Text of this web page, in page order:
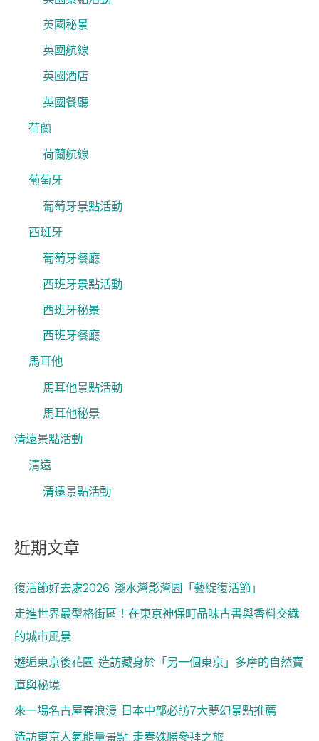
英國秘景
英國航線
英國酒店
英國餐廳
荷蘭
荷蘭航線
葡萄牙
葡萄牙景點活動
西班牙
葡萄牙餐廳
西班牙景點活動
西班牙秘景
西班牙餐廳
馬耳他
馬耳他景點活動
馬耳他秘景
清遠景點活動
清遠
清遠景點活動
近期文章
復活節好去處2026 淺水灣影灣園「藝綻復活節」
走進世界最型格街區！在東京神保町品味古書與香料交織
的城市風景
邂逅東京後花園 造訪藏身於「另一個東京」多摩的自然寶
庫與秘境
來一場名古屋春浪漫 日本中部必訪7大夢幻景點推薦
造訪東京人氣能量景點 走春殊勝參拜之旅